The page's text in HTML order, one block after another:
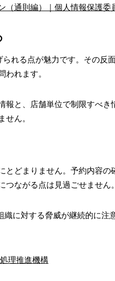
（通則編）｜個人情報保護委
れる点が魅力です。その
われます。
と、店舗単位で制限すべ
せん。
どまりません。予約内容
ながる点は見過ごせません。
織に対する脅威が継続的に注
理推進機構